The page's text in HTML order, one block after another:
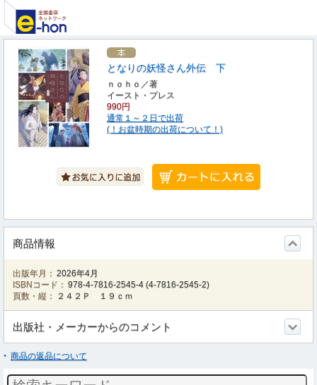
となりの妖怪さん外伝 下
ｎｏｈｏ／著
イースト・プレス
990円
通常１～２日で出荷
(！お盆時期の出荷について！)
商品情報
出版年月： 2026年4月
ISBNコード： 978-4-7816-2545-4 (4-7816-2545-2)
頁数・縦：
２４２Ｐ １９ｃｍ
出版社・メーカーからのコメント
商品の返品について